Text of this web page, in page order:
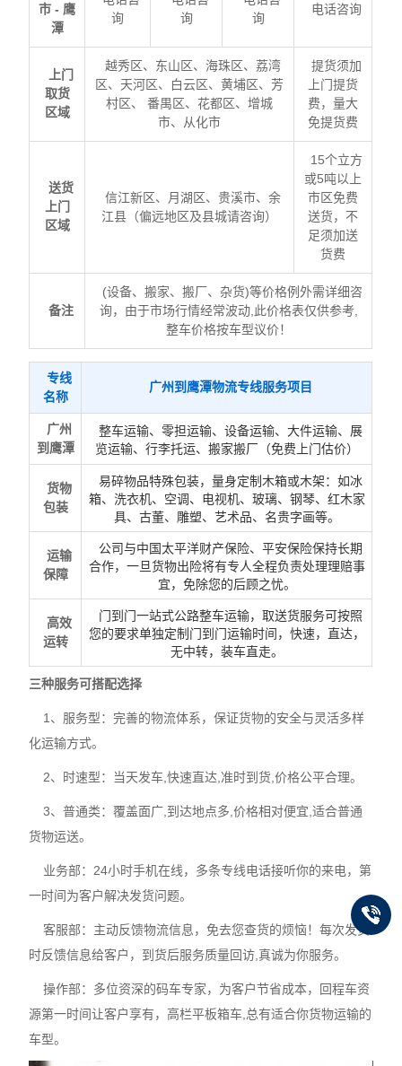
市 - 鹰
潭
询
询
询
电话咨询
上门
取货
区域
越秀区、东山区、海珠区、荔湾
区、天河区、白云区、黄埔区、芳
村区、 番禺区、花都区、增城
市、从化市
提货须加
上门提货
费，量大
免提货费
送货
上门
区域
信江新区、月湖区、贵溪市、余
江县（偏远地区及县城请咨询）
15个立方
或5吨以上
市区免费
送货，不
足须加送
货费
备注
(设备、搬家、搬厂、杂货)等价格例外需详细咨
询，由于市场行情经常波动,此价格表仅供参考,
整车价格按车型议价！
专线
名称
广州到鹰潭物流专线服务项目
广州
到鹰潭
整车运输、零担运输、设备运输、大件运输、展
览运输、行李托运、搬家搬厂（免费上门估价）
货物
包装
易碎物品特殊包装，量身定制木箱或木架：如冰
箱、洗衣机、空调、电视机、玻璃、钢琴、红木家
具、古董、雕塑、艺术品、名贵字画等。
运输
保障
公司与中国太平洋财产保险、平安保险保持长期
合作，一旦货物出险将有专人全程负责处理理赔事
宜，免除您的后顾之忧。
高效
运转
门到门一站式公路整车运输，取送货服务可按照
您的要求单独定制门到门运输时间，快速，直达，
无中转，装车直走。
三种服务可搭配选择
1、服务型：完善的物流体系，保证货物的安全与灵活多样
化运输方式。
2、时速型：当天发车,快速直达,准时到货,价格公平合理。
3、普通类：覆盖面广,到达地点多,价格相对便宜,适合普通
货物运送。
业务部：24小时手机在线，多条专线电话接听你的来电，第
一时间为客户解决发货问题。
客服部：主动反馈物流信息，免去您查货的烦恼！每次发货
时反馈信息给客户，到货后服务质量回访,真诚为你服务。
操作部：多位资深的码车专家，为客户节省成本，回程车资
源第一时间让客户享有，高栏平板箱车,总有适合你货物运输的
车型。